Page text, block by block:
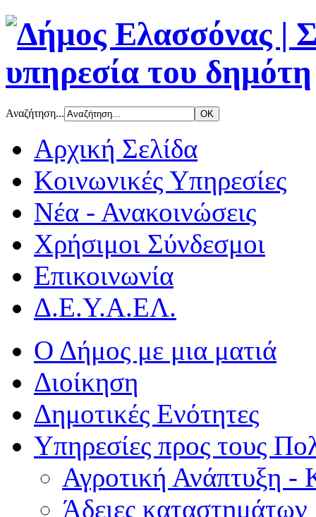
Αναζήτηση...
Αρχική Σελίδα
Κοινωνικές Υπηρεσίες
Νέα - Ανακοινώσεις
Χρήσιμοι Σύνδεσμοι
Επικοινωνία
Δ.Ε.Υ.Α.ΕΛ.
Ο Δήμος με μια ματιά
Διοίκηση
Δημοτικές Ενότητες
Υπηρεσίες προς τους
Αγροτική Ανάπτυξη -
Άδειες καταστημάτων